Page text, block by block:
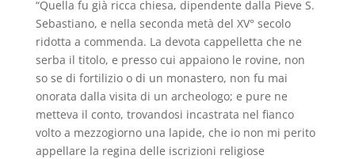
“Quella fu già ricca chiesa, dipendente dalla Pieve S.
Sebastiano, e nella seconda metà del XV° secolo
ridotta a commenda. La devota cappelletta che ne
serba il titolo, e presso cui appaiono le rovine, non
so se di fortilizio o di un monastero, non fu mai
onorata dalla visita di un archeologo; e pure ne
metteva il conto, trovandosi incastrata nel fianco
volto a mezzogiorno una lapide, che io non mi perito
appellare la regina delle iscrizioni religiose